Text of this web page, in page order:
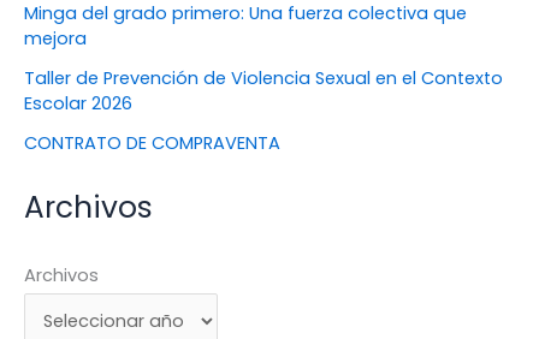
Minga del grado primero: Una fuerza colectiva que
mejora
Taller de Prevención de Violencia Sexual en el Contexto
Escolar 2026
CONTRATO DE COMPRAVENTA
Archivos
Archivos